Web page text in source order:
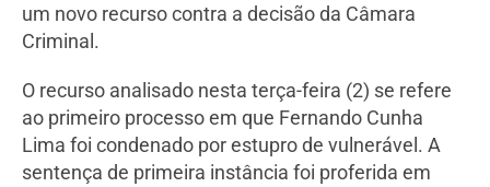
um novo recurso contra a decisão da Câmara
Criminal.
O recurso analisado nesta terça-feira (2) se refere
ao primeiro processo em que Fernando Cunha
Lima foi condenado por estupro de vulnerável. A
sentença de primeira instância foi proferida em